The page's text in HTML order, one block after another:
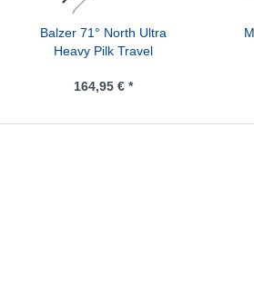
Balzer 71° North Ultra
Heavy Pilk Travel
164,95 € *